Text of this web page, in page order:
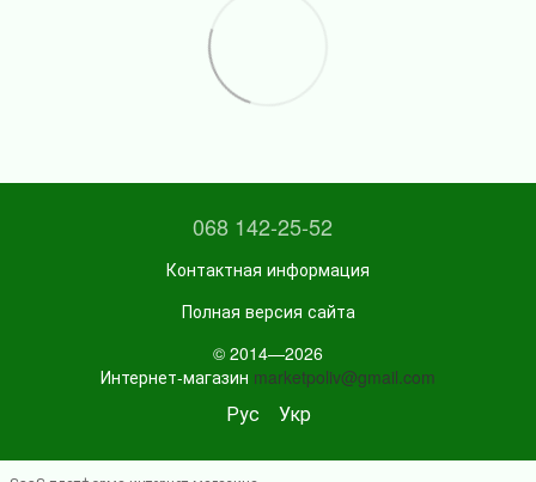
068 142-25-52
Контактная информация
Полная версия сайта
© 2014—2026
Интернет-магазин marketpoliv@gmail.com
Рус Укр